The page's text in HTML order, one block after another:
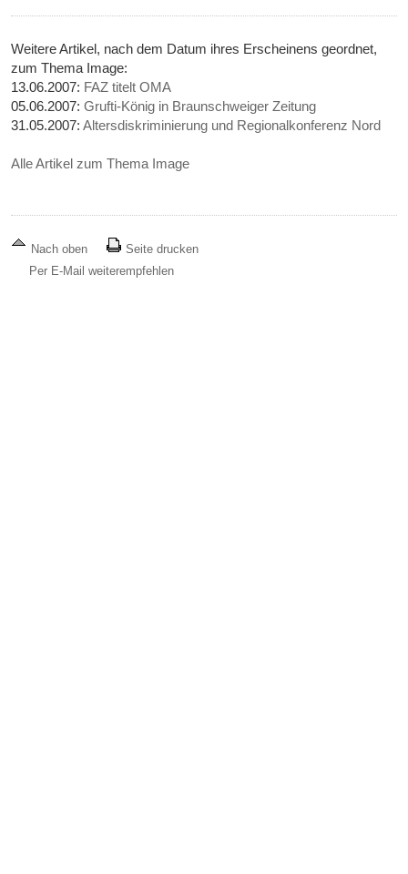
Weitere Artikel, nach dem Datum ihres Erscheinens geordnet,
zum Thema Image:
13.06.2007: FAZ titelt OMA
05.06.2007:Grufti-König in Braunschweiger Zeitung
31.05.2007:Altersdiskriminierung und Regionalkonferenz Nord
Alle Artikel zum Thema Image
Nach oben
Seite drucken
Per E-Mail weiterempfehlen